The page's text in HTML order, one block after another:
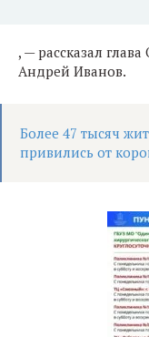
, — рассказал
Андрей Иванов.
Более 47 тысяч
привились от